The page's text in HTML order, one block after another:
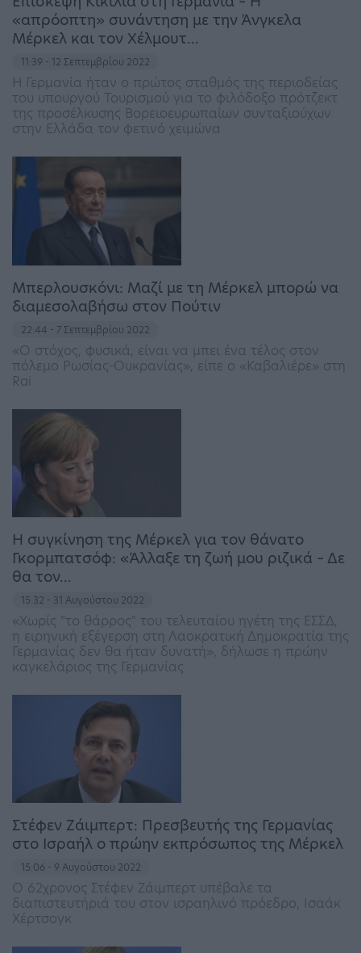
«απρόοπτη» συνάντηση με την Άνγκελα
Μέρκελ και τον Χέλμουτ…
11:39 - 12 Σεπτεμβρίου 2022
Η Γερμανία ήταν ο πρώτος σταθμός της περιοδείας
του υπουργού Τουρισμού για το φιλόδοξο πρότζεκτ
της προσέλκυσης Βορειοευρωπαίων συνταξιούχων
στην Ελλάδα τον φετινό χειμώνα
Μπερλουσκόνι: Μαζί με τη Μέρκελ μπορώ να
διαμεσολαβήσω στον Πούτιν
22:44 - 7 Σεπτεμβρίου 2022
«Ο στόχος, φυσικά, είναι να μπει ένα τέλος στον
πόλεμο Ρωσίας-Ουκρανίας», είπε ο «Καβαλιέρε» στη
Rai
Η συγκίνηση της Μέρκελ για τον θάνατο
Γκορμπατσόφ: «Άλλαξε τη ζωή μου ριζικά – Δε
θα τον…
15:32 - 31 Αυγούστου 2022
«Χωρίς "το θάρρος" του τελευταίου ηγέτη της ΕΣΣΔ,
η ειρηνική εξέγερση στη Λαοκρατική Δημοκρατία της
Γερμανίας δεν θα ήταν δυνατή», δήλωσε η πρώην
καγκελάριος της Γερμανίας
Στέφεν Ζάιμπερτ: Πρεσβευτής της Γερμανίας
στο Ισραήλ ο πρώην εκπρόσωπος της Μέρκελ
15:06 - 9 Αυγούστου 2022
Ο 62χρονος Στέφεν Ζάιμπερτ υπέβαλε τα
διαπιστευτήριά του στον ισραηλινό πρόεδρο, Ισαάκ
Χέρτσογκ